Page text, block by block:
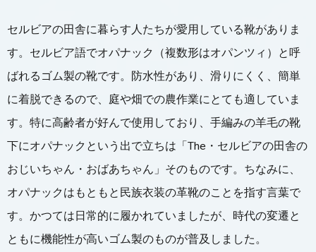
セルビアの田舎に暮らす人たちが愛用している靴がありま
す。セルビア語でオパナック（複数形はオパンツィ）と呼
ばれるゴム製の靴です。防水性があり、滑りにくく、簡単
に着脱できるので、庭や畑での農作業にとても適していま
す。特に高齢者が好んで使用しており、手編みの羊毛の靴
下にオパナックという出で立ちは「The・セルビアの田舎の
おじいちゃん・おばあちゃん」そのものです。ちなみに、
オパナックはもともと民族衣装の革靴のことを指す言葉で
す。かつては日常的に履かれていましたが、時代の変遷と
ともに機能性が高いゴム製のものが普及しました。